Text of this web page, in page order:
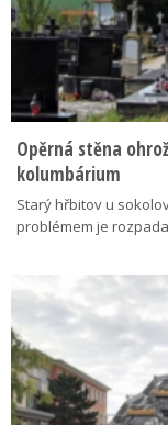
Opěrná stěna
kolumbárium
Starý hřbitov u
problémem je